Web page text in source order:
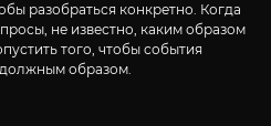
разобраться конкретно. Когда
не известно, каким образом
того, чтобы события
образом.